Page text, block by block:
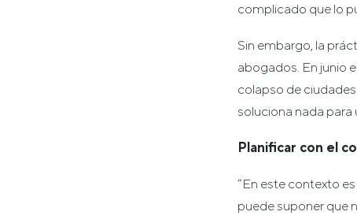
complicado que lo
Sin embargo, la
abogados. En junio
colapso de
soluciona nada para
Planificar con el
“En este contexto
puede suponer que